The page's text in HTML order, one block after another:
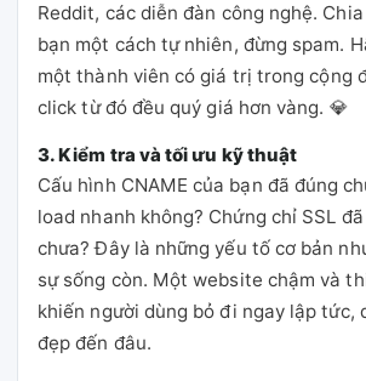
Reddit, các diễn đàn công nghệ.
bạn một cách tự nhiên, đừng spam.
một thành viên có giá trị trong cộng
click từ đó đều quý giá hơn vàng. 💎
3. Kiểm tra và tối ưu kỹ thuật
Cấu hình CNAME của bạn đã đúng
load nhanh không? Chứng chỉ SSL
chưa? Đây là những yếu tố cơ bản
sự sống còn. Một website chậm và
khiến người dùng bỏ đi ngay lập tức,
đẹp đến đâu.